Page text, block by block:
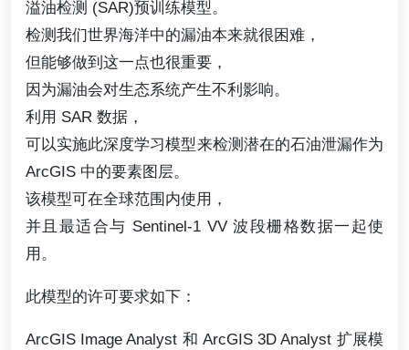
溢油检测 (SAR)预训练模型。
检测我们世界海洋中的漏油本来就很困难，
但能够做到这一点也很重要，
因为漏油会对生态系统产生不利影响。
利用 SAR 数据，
可以实施此深度学习模型来检测潜在的石油泄漏作为
ArcGIS 中的要素图层。
该模型可在全球范围内使用，
并且最适合与 Sentinel-1 VV 波段栅格数据一起使
用。
此模型的许可要求如下：
ArcGIS Image Analyst 和 ArcGIS 3D Analyst 扩展模